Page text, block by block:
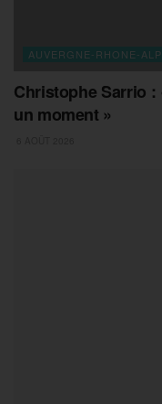
AUVERGNE-RHONE-
Christophe Sarrio :
un moment »